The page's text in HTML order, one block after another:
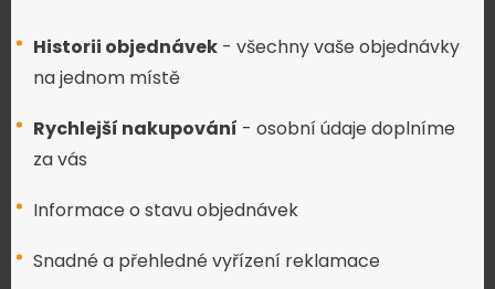
Historii objednávek - všechny vaše objednávky
na jednom místě
Rychlejší nakupování - osobní údaje doplníme
za vás
Informace o stavu objednávek
Snadné a přehledné vyřízení reklamace